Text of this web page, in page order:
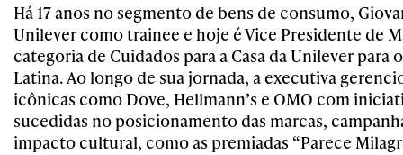
Há 17 anos no segmento de bens de consumo,
Unilever como trainee e hoje é Vice Presidente de
categoria de Cuidados para a Casa da Unilever para
Latina. Ao longo de sua jornada, a executiva
icônicas como Dove, Hellmann’s e OMO com
sucedidas no posicionamento das marcas,
impacto cultural, como as premiadas “Parece